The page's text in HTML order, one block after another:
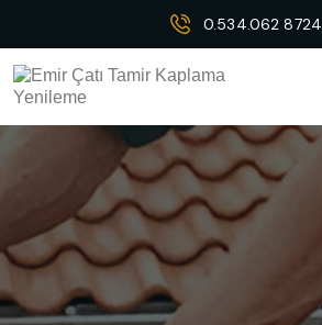
0.534.062 8724